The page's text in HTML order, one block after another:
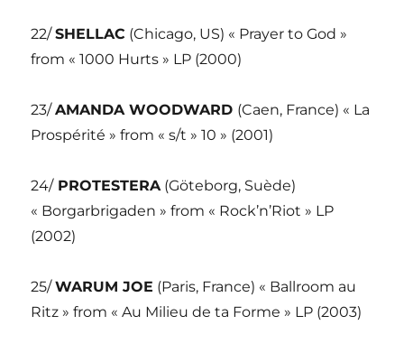
22/SHELLAC (Chicago, US) « Prayer to God »
from « 1000 Hurts » LP (2000)
23/AMANDA WOODWARD (Caen, France) « La
Prospérité » from « s/t » 10 » (2001)
24/PROTESTERA(Göteborg, Suède)
« Borgarbrigaden » from « Rock’n’Riot » LP
(2002)
25/WARUM JOE (Paris, France) « Ballroom au
Ritz » from « Au Milieu de ta Forme » LP (2003)